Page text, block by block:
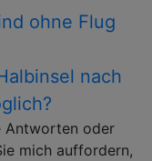
ohne Flug
nach
Antworten oder
mich auffordern,